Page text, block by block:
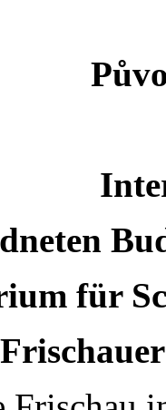
für